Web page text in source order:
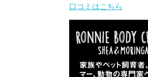
口コミはこちら